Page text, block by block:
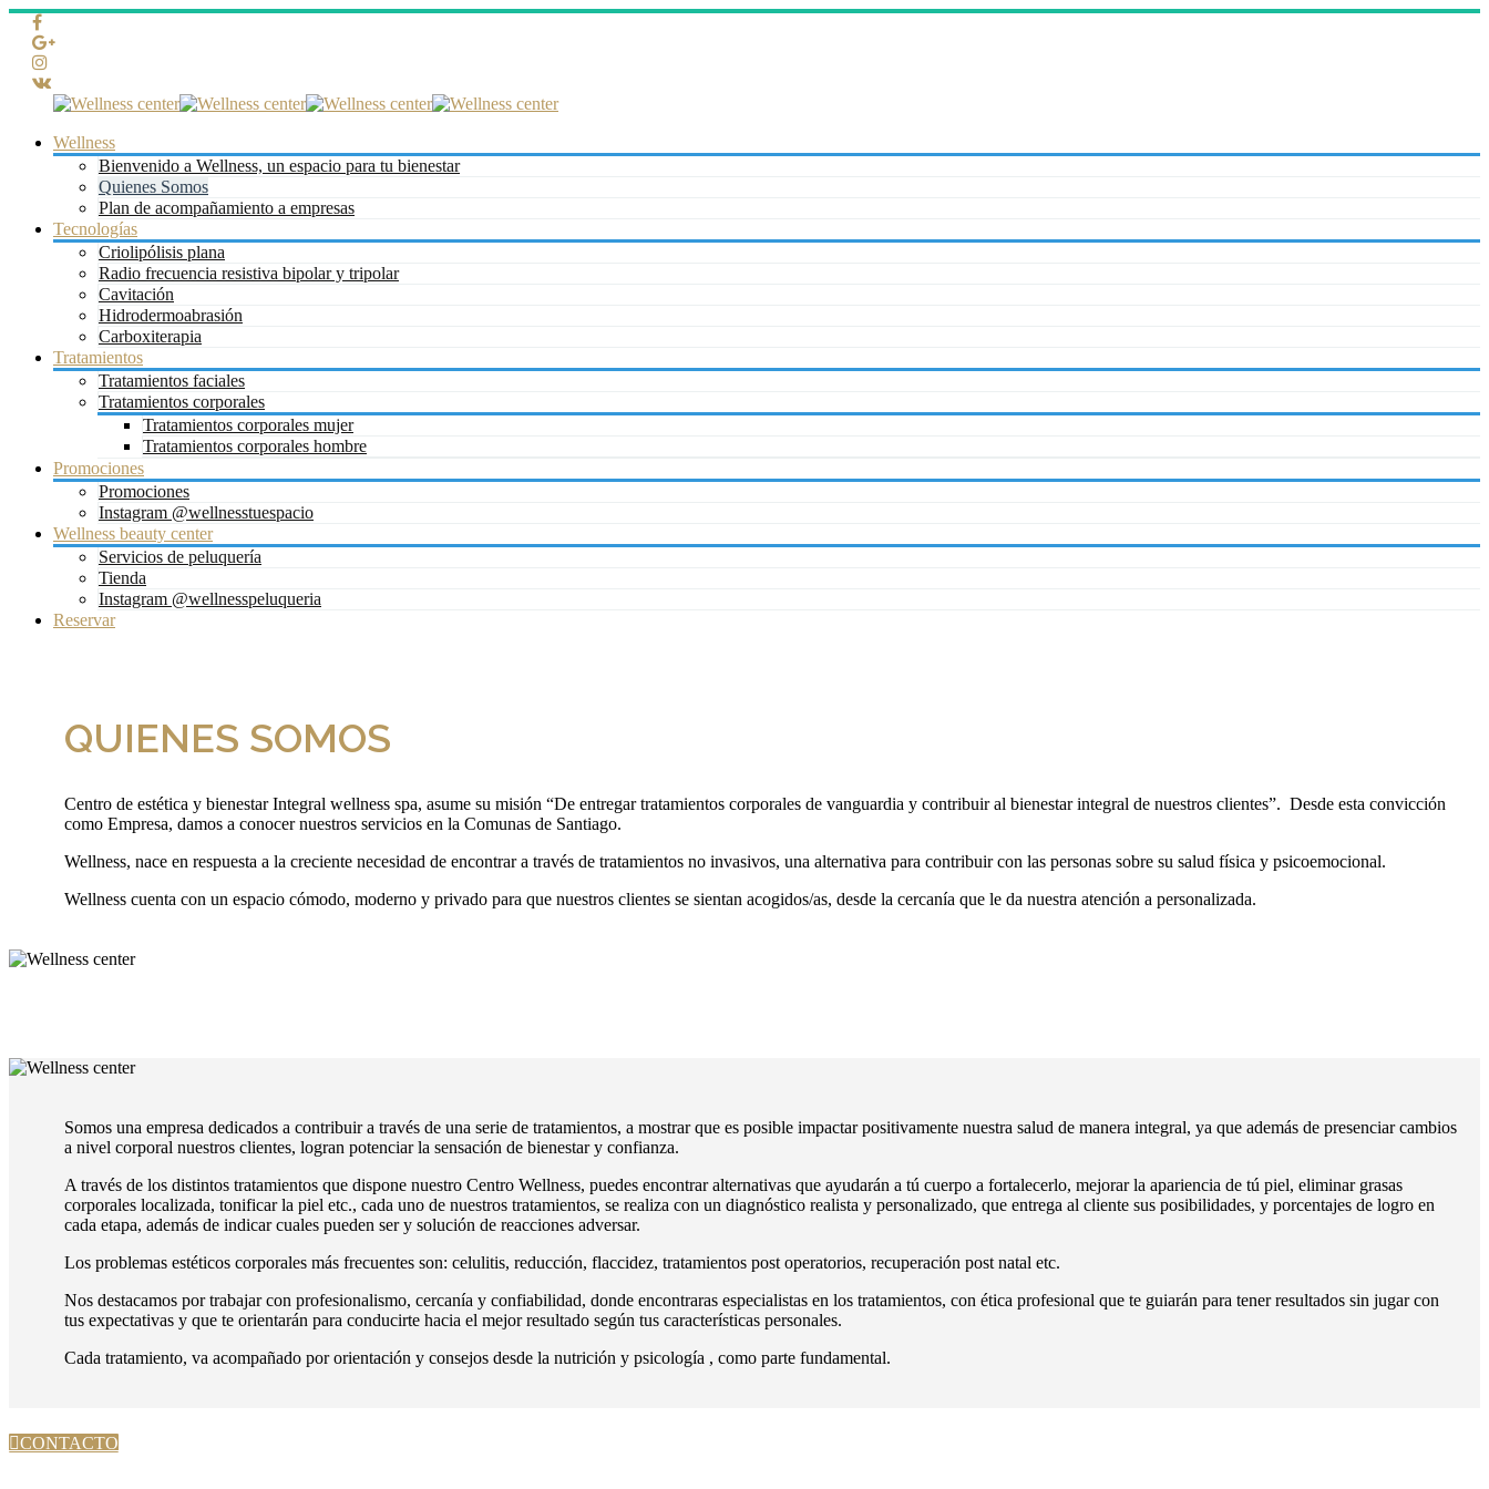
Wellness
Bienvenido a Wellness, un espacio para tu bienestar
Quienes Somos
Plan de acompañamiento a empresas
Tecnologías
Criolipólisis plana
Radio frecuencia resistiva bipolar y tripolar
Cavitación
Hidrodermoabrasión
Carboxiterapia
Tratamientos
Tratamientos faciales
Tratamientos corporales
Tratamientos corporales mujer
Tratamientos corporales hombre
Promociones
Promociones
Instagram @wellnesstuespacio
Wellness beauty center
Servicios de peluquería
Tienda
Instagram @wellnesspeluqueria
Reservar
QUIENES SOMOS
Centro de estética y bienestar Integral wellness spa, asume su misión “De entregar tratamientos corporales de vanguardia y contribuir al bienestar integral de nuestros clientes”. Desde esta convicción
como Empresa, damos a conocer nuestros servicios en la Comunas de Santiago.
Wellness, nace en respuesta a la creciente necesidad de encontrar a través de tratamientos no invasivos, una alternativa para contribuir con las personas sobre su salud física y psicoemocional.
Wellness cuenta con un espacio cómodo, moderno y privado para que nuestros clientes se sientan acogidos/as, desde la cercanía que le da nuestra atención a personalizada.
Somos una empresa dedicados a contribuir a través de una serie de tratamientos, a mostrar que es posible impactar positivamente nuestra salud de manera integral, ya que además de presenciar cambios
a nivel corporal nuestros clientes, logran potenciar la sensación de bienestar y confianza.
A través de los distintos tratamientos que dispone nuestro Centro Wellness, puedes encontrar alternativas que ayudarán a tú cuerpo a fortalecerlo, mejorar la apariencia de tú piel, eliminar grasas
corporales localizada, tonificar la piel etc., cada uno de nuestros tratamientos, se realiza con un diagnóstico realista y personalizado, que entrega al cliente sus posibilidades, y porcentajes de logro en
cada etapa, además de indicar cuales pueden ser y solución de reacciones adversar.
Los problemas estéticos corporales más frecuentes son: celulitis, reducción, flaccidez, tratamientos post operatorios, recuperación post natal etc.
Nos destacamos por trabajar con profesionalismo, cercanía y confiabilidad, donde encontraras especialistas en los tratamientos, con ética profesional que te guiarán para tener resultados sin jugar con
tus expectativas y que te orientarán para conducirte hacia el mejor resultado según tus características personales.
Cada tratamiento, va acompañado por orientación y consejos desde la nutrición y psicología , como parte fundamental.
CONTACTO